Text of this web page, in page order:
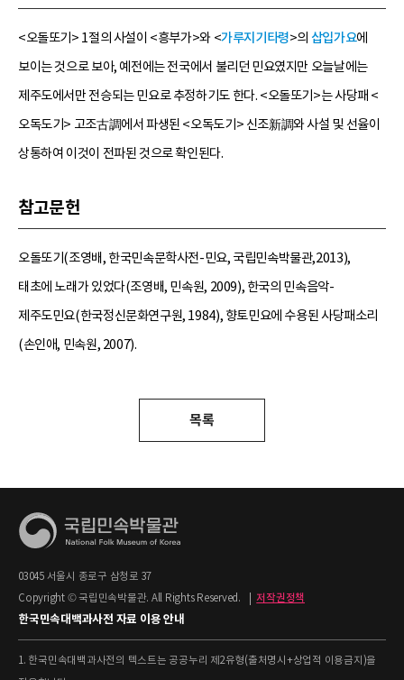
<오돌또기> 1절의 사설이 <흥부가>와 <가루지기타령>의 삽입가요에
보이는 것으로 보아, 예전에는 전국에서 불리던 민요였지만 오늘날에는
제주도에서만 전승되는 민요로 추정하기도 한다. <오돌또기>는 사당패 <
오독도기> 고조古調에서 파생된 <오독도기> 신조新調와 사설 및 선율이
상통하여 이것이 전파된 것으로 확인된다.
참고문헌
오돌또기(조영배, 한국민속문학사전-민요, 국립민속박물관,2013),
태초에 노래가 있었다(조영배, 민속원, 2009), 한국의 민속음악-
제주도민요(한국정신문화연구원, 1984), 향토민요에 수용된 사당패소리
(손인애, 민속원, 2007).
목록
03045 서울시 종로구 삼청로 37
Copyright © 국립민속박물관. All Rights Reserved.
저작권정책
한국민속대백과사전 자료 이용 안내
1. 한국민속대백과사전의 텍스트는 공공누리 제2유형(출처명시+상업적 이용금지)을